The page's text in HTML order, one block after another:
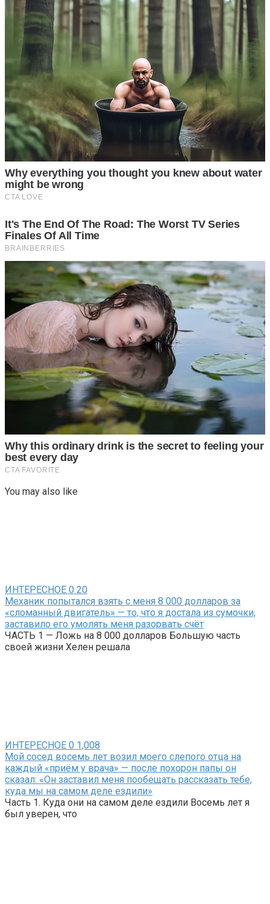
You may also like
ИНТЕРЕСНОЕ 0 20
Механик попытался взять с меня 8 000 долларов за
«сломанный двигатель» — то, что я достала из сумочки,
заставило его умолять меня разорвать счёт
ЧАСТЬ 1 — Ложь на 8 000 долларов Большую часть
своей жизни Хелен решала
ИНТЕРЕСНОЕ 0 1,008
Мой сосед восемь лет возил моего слепого отца на
каждый «приём у врача» — после похорон папы он
сказал: «Он заставил меня пообещать рассказать тебе,
куда мы на самом деле ездили»
Часть 1. Куда они на самом деле ездили Восемь лет я
был уверен, что